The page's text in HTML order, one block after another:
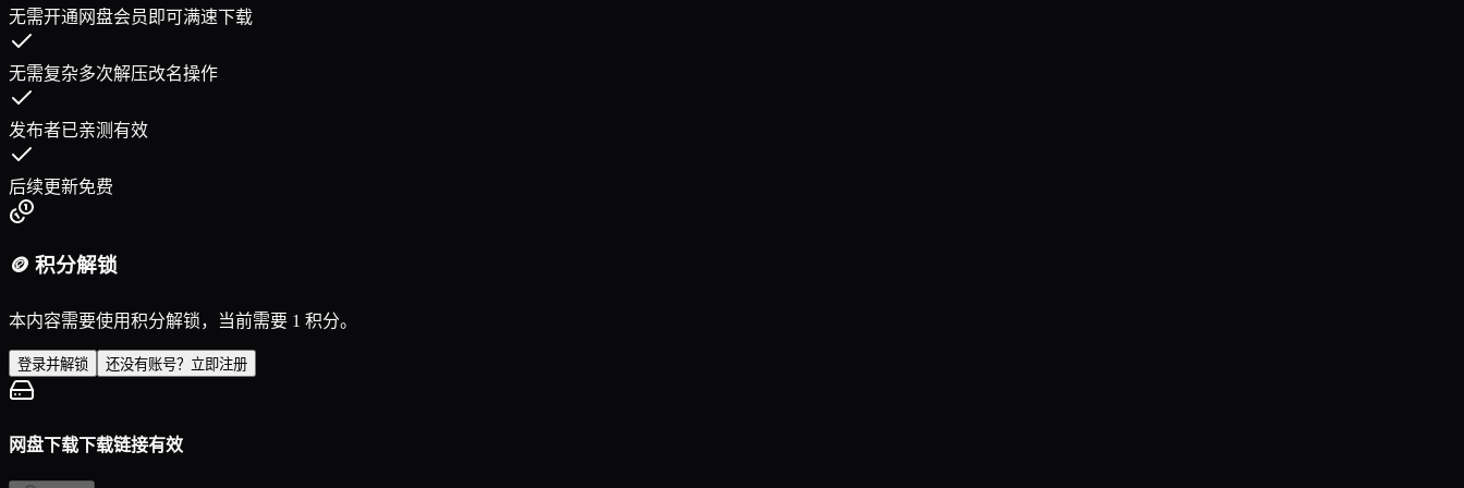
无需开通网盘会员即可满速下载
无需复杂多次解压改名操作
发布者已亲测有效
后续更新免费
🪙 积分解锁
本内容需要使用积分解锁，当前需要 1 积分。
登录并解锁 还没有账号？立即注册
网盘下载下载链接有效